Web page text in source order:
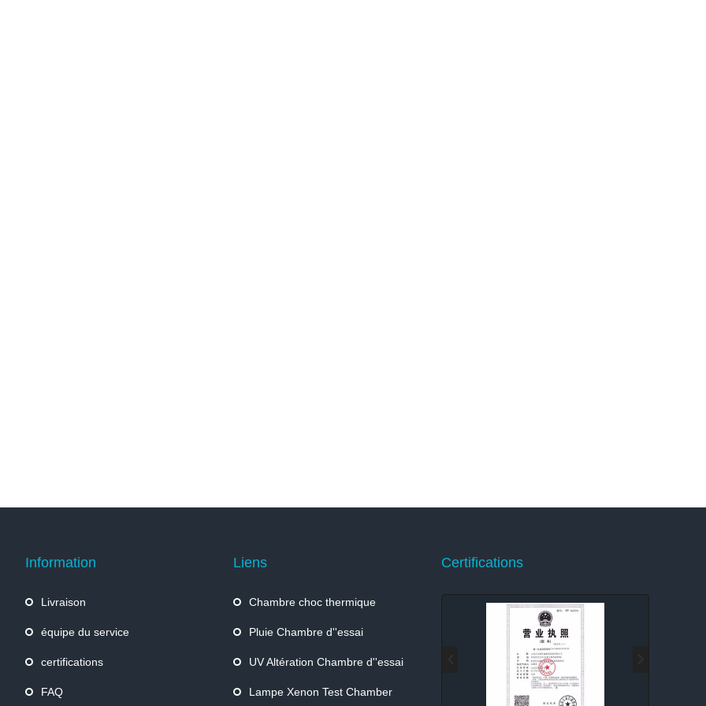
Information
Livraison
équipe du service
certifications
FAQ
Liens
Chambre choc thermique
Pluie Chambre d''essai
UV Altération Chambre d''essai
Lampe Xenon Test Chamber
Certifications